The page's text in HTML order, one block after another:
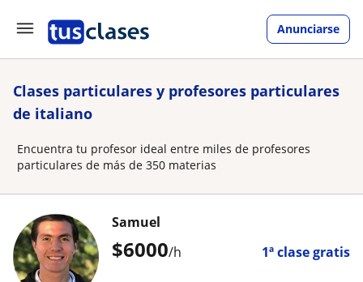
Anunciarse
Clases particulares y profesores particulares
de italiano
Encuentra tu profesor ideal entre miles de profesores
particulares de más de 350 materias
$6000/h 1ª clase gratis
Samuel